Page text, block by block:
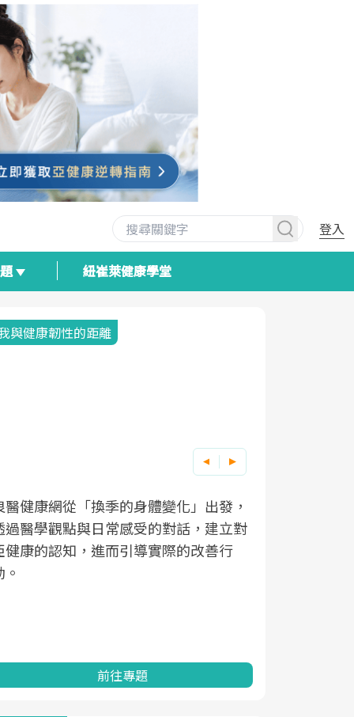
登入
紐崔萊健康學堂
與健康韌性的距離
醫健康網從「換季的身體變化」出發，
過醫學觀點與日常感受的對話，建立對
健康的認知，進而引導實際的改善行
前往專題